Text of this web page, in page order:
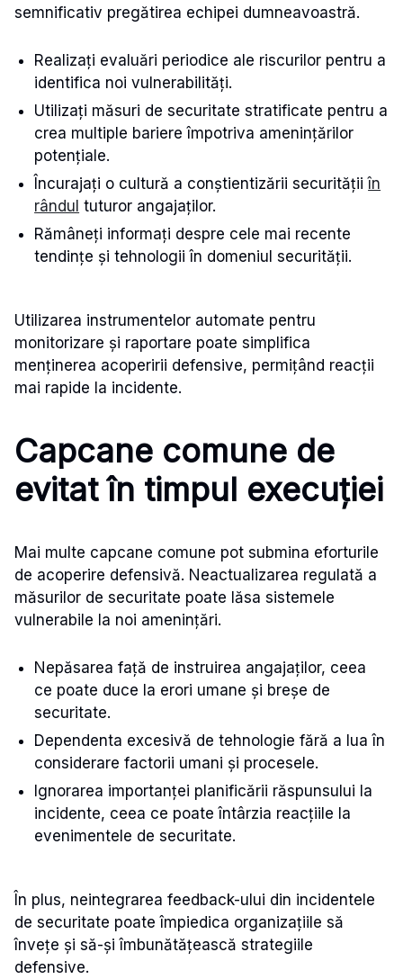
semnificativ pregătirea echipei dumneavoastră.
Realizați evaluări periodice ale riscurilor pentru a
identifica noi vulnerabilități.
Utilizați măsuri de securitate stratificate pentru a
crea multiple bariere împotriva amenințărilor
potențiale.
Încurajați o cultură a conștientizării securitățiiîn
rândul tuturor angajaților.
Rămâneți informați despre cele mai recente
tendințe și tehnologii în domeniul securității.
Utilizarea instrumentelor automate pentru
monitorizare și raportare poate simplifica
menținerea acoperirii defensive, permițând reacții
mai rapide la incidente.
Capcane comune de
evitat în timpul execuției
Mai multe capcane comune pot submina eforturile
de acoperire defensivă. Neactualizarea regulată a
măsurilor de securitate poate lăsa sistemele
vulnerabile la noi amenințări.
Nepăsarea față de instruirea angajaților, ceea
ce poate duce la erori umane și breșe de
securitate.
Dependenta excesivă de tehnologie fără a lua în
considerare factorii umani și procesele.
Ignorarea importanței planificării răspunsului la
incidente, ceea ce poate întârzia reacțiile la
evenimentele de securitate.
În plus, neintegrarea feedback-ului din incidentele
de securitate poate împiedica organizațiile să
învețe și să-și îmbunătățească strategiile
defensive.